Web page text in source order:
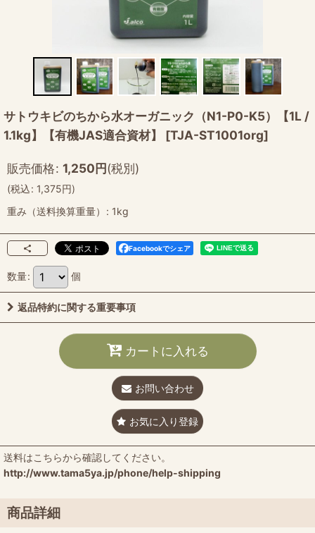
サトウキビのちから水オーガニック（N1-P0-K5）【1L /
1.1kg】【有機JAS適合資材】
[TJA-ST1001org]
販売価格: 1,250円(税別)
(税込: 1,375円)
重み（送料換算重量）
: 1kg
Facebookでシェア
数量: 個
返品特約に関する重要事項
カートに入れる
お問い合わせ
お気に入り登録
送料はこちらから確認してください。
http://www.tama5ya.jp/phone/help-shipping
商品詳細